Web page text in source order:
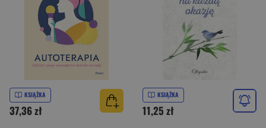
KSIĄŻKA
37,36 zł
KSIĄŻKA
11,25 zł